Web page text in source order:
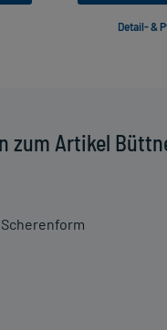
zum Artikel
Detail- &